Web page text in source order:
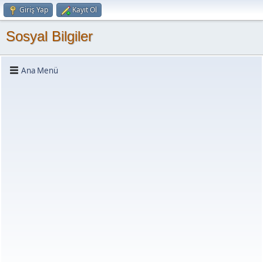
Giriş Yap Kayıt Ol
Sosyal Bilgiler
Ana Menü